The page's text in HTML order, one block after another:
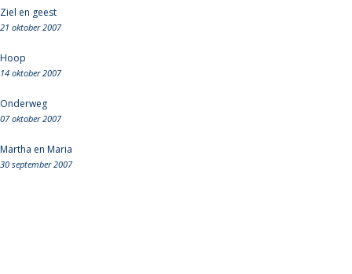
Ziel en geest
21 oktober 2007
Hoop
14 oktober 2007
Onderweg
07 oktober 2007
Martha en Maria
30 september 2007